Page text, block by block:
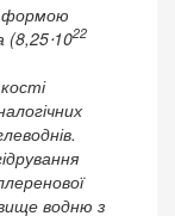
формою
(8,25⋅1022
водню з